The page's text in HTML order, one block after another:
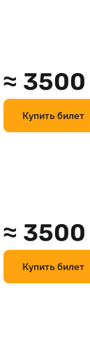
≈ 3500
Купить билет
≈ 3500
Купить билет